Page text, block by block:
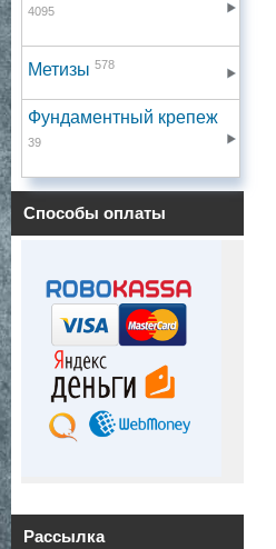
4095
Метизы 578
Фундаментный крепеж
39
Способы оплаты
Рассылка